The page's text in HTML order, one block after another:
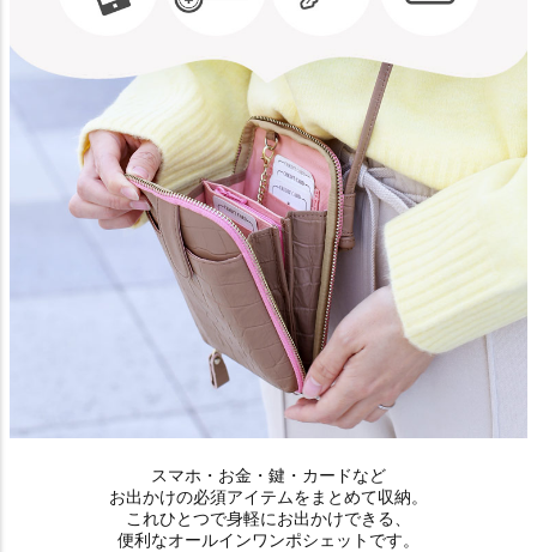
スマホ・お金・鍵・カードなど
お出かけの必須アイテムをまとめて収納。
これひとつで身軽にお出かけできる、
便利なオールインワンポシェットです。